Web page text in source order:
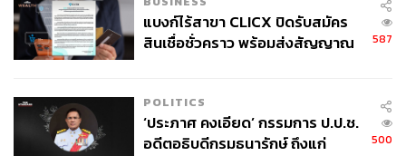
แบงก์ไร้สาขา CLICX ปิดรับสมัคร
สินเชื่อชั่วคราว พร้อมส่งสัญญาณ
587
POLITICS
‘ประภาศ คงเอียด’ กรรมการ ป.ป.ช.
อดีตอธิบดีกรมธนารักษ์ ถึงแก่
500